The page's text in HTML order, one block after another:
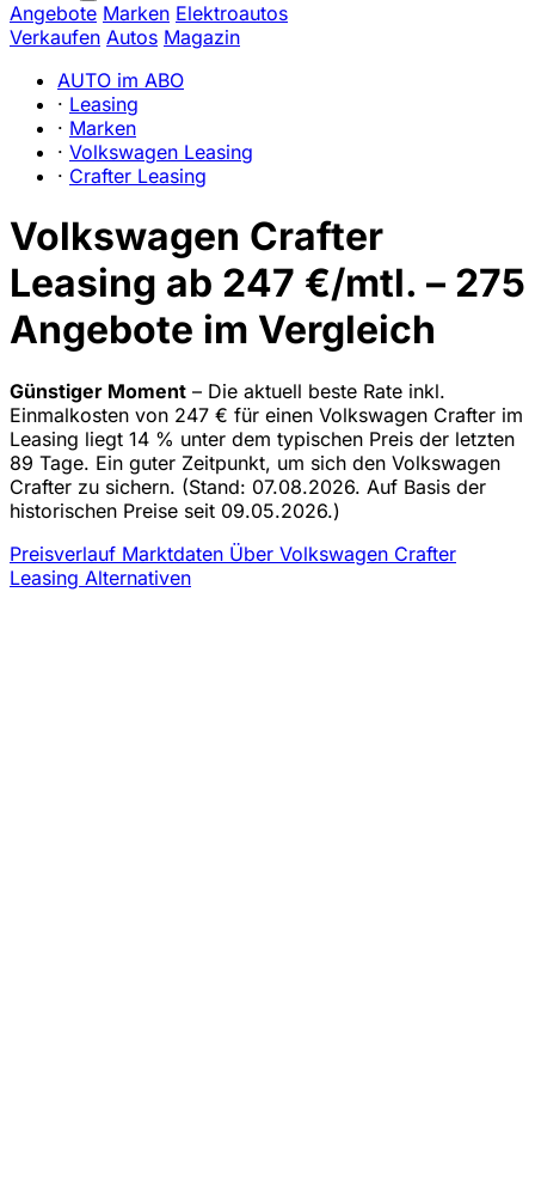
Angebote Marken Elektroautos
Verkaufen Autos Magazin
AUTO im ABO
· Leasing
· Marken
· Volkswagen Leasing
· Crafter Leasing
Volkswagen Crafter
Leasing ab 247 €/mtl. – 275
Angebote im Vergleich
Günstiger Moment – Die aktuell beste Rate inkl.
Einmalkosten von 247 € für einen Volkswagen Crafter im
Leasing liegt 14 % unter dem typischen Preis der letzten
89 Tage. Ein guter Zeitpunkt, um sich den Volkswagen
Crafter zu sichern. (Stand: 07.08.2026. Auf Basis der
historischen Preise seit 09.05.2026.)
Preisverlauf Marktdaten Über Volkswagen Crafter
Leasing Alternativen